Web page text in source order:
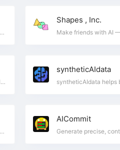
平台，提供全面的财务报告和市场分析
Shapes , Inc.
Click here for a digital wallet, virtual prepaid card, domestic/international money transfer, and kiosk/smart cashier solutions from Fintech payment services!
syntheticAIdata
Land your next job faster. Write personalized, high-impact cover letters & ace interviews with CoverDoc's AI assistant. No AI expertise needed!
AICommit